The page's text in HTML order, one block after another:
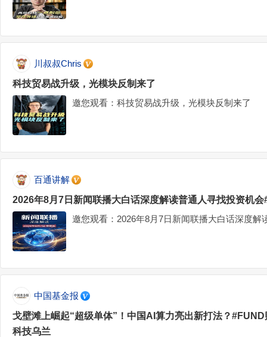
川叔叔Chris
科技贸易战升级，光模块反制来了
邀您观看：科技贸易战升级，光模块反制来了
百通讲解
2026年8月7日新闻联播大白话深度解读普通人寻找投资机会
邀您观看：2026年8月7日新闻联播大白话深度解
中国基金报
戈壁滩上崛起“超级单体”！中国AI算力亮出新打法？
科技乌兰